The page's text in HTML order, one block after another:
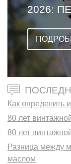
2026:
Как определить
80 лет
80 лет
Разница между
маслом